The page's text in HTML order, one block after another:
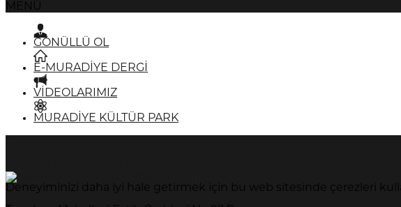
MENÜ
GÖNÜLLÜ OL
E-MURADİYE DERGİ
VİDEOLARIMIZ
MURADİYE KÜLTÜR PARK
Deneyiminizi daha iyi hale getirmek için bu web sitesinde çerezleri